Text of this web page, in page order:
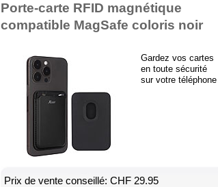
Porte-carte RFID magnétique
compatible MagSafe coloris noir
Gardez vos cartes
en toute sécurité
sur votre téléphone
Prix de vente conseillé: CHF 29.95